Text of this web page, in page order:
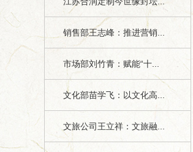
销售部王志峰：推进营销...
市场部刘竹青：赋能“十...
文化部苗学飞：以文化高...
文旅公司王立祥：文旅融...